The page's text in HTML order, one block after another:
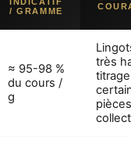
/ GRAMME
≈ 95-98 %
du cours /
g
très